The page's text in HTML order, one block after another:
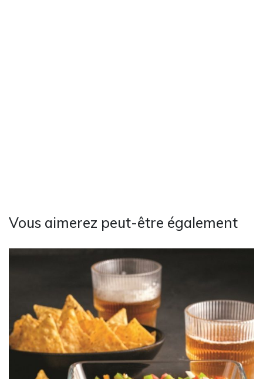
Vous aimerez peut-être également